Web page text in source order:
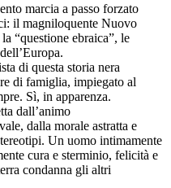
marcia a passo forzato
il magniloquente Nuovo
“questione ebraica”, le
di questa storia nera
di famiglia, impiegato al
Sì, in apparenza.
dall’animo
dalla morale astratta e
Un uomo intimamente
cura e sterminio, felicità e
condanna gli altri